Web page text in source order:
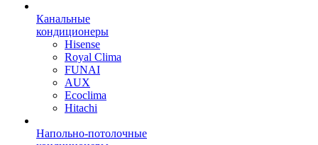
Канальные
кондиционеры
Hisense
Royal Clima
FUNAI
AUX
Ecoclima
Hitachi
Напольно-потолочные